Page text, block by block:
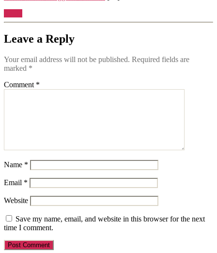
Leave a Reply
Your email address will not be published. Required fields are
marked *
Comment *
Name *
Email *
Website
Save my name, email, and website in this browser for the next
time I comment.